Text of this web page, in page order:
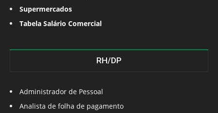
Supermercados
Tabela Salário Comercial
RH/DP
Administrador de Pessoal
Analista de folha de pagamento